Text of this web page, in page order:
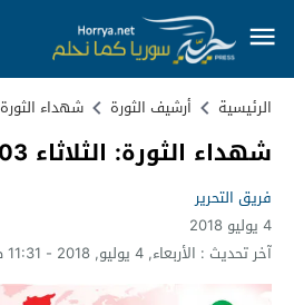
الرئيسية أرشيف الثورة شهداء الثورة
شهداء الثورة: الثلاثاء 03-07-2018
فريق التحرير
4 يوليو 2018
آخر تحديث : الأربعاء, 4 يوليو, 2018 - 11:31 صباحًا